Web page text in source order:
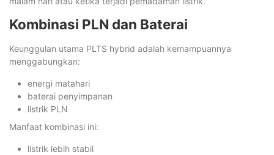
Kombinasi PLN dan Baterai
Keunggulan utama PLTS hybrid adalah kemampuannya
menggabungkan:
energi matahari
baterai penyimpanan
listrik PLN
Manfaat kombinasi ini:
listrik lebih stabil